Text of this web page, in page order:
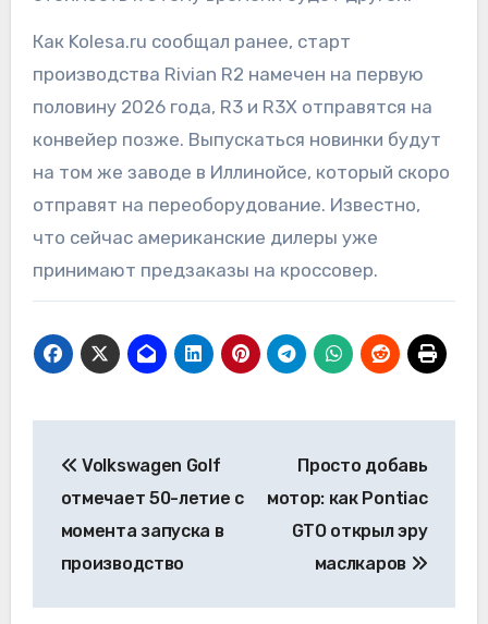
Как Kolesa.ru сообщал ранее, старт
производства Rivian R2 намечен на первую
половину 2026 года, R3 и R3X отправятся на
конвейер позже. Выпускаться новинки будут
на том же заводе в Иллинойсе, который скоро
отправят на переоборудование. Известно,
что сейчас американские дилеры уже
принимают предзаказы на кроссовер.
по
записям
Volkswagen Golf
отмечает 50-летие с
момента запуска в
производство
Просто добавь
мотор: как Pontiac
GTO открыл эру
маслкаров